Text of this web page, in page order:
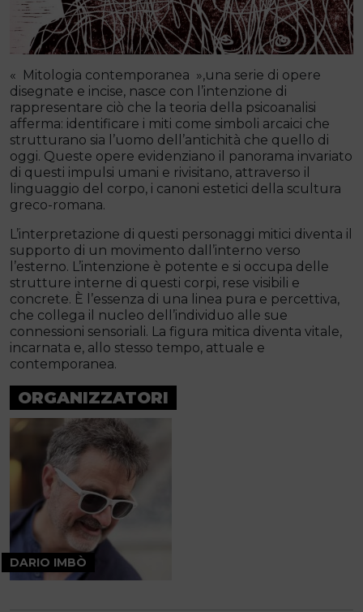
« Mitologia contemporanea »,una serie di opere
disegnate e incise, nasce con l’intenzione di
rappresentare ciò che la teoria della psicoanalisi
afferma: identificare i miti come simboli arcaici che
strutturano sia l’uomo dell’antichità che quello di
oggi. Queste opere evidenziano il panorama invariato
di questi impulsi umani e rivisitano, attraverso il
linguaggio del corpo, i canoni estetici della scultura
greco-romana.
L’interpretazione di questi personaggi mitici diventa il
supporto di un movimento dall’interno verso
l’esterno. L’intenzione è potente e si occupa delle
strutture interne di questi corpi, rese visibili e
concrete. È l’essenza di una linea pura e percettiva,
che collega il nucleo dell’individuo alle sue
connessioni sensoriali. La figura mitica diventa vitale,
incarnata e, allo stesso tempo, attuale e
contemporanea.
ORGANIZZATORI
DARIO IMBÒ